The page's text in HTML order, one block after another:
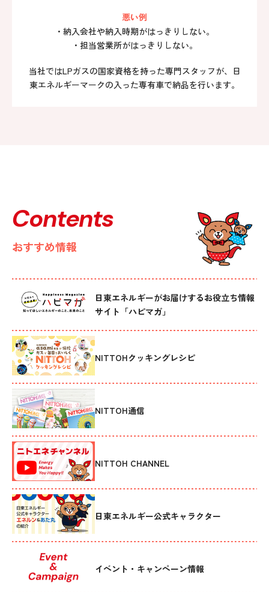
悪い例
・納入会社や納入時期がはっきりしない。
・担当営業所がはっきりしない。
当社ではLPガスの国家資格を持った専門スタッフが、日
東エネルギーマークの入った専有車で納品を行います。
Contents
おすすめ情報
日東エネルギーがお届けするお役立ち情報
サイト「ハピマガ」
NITTOHクッキングレシピ
NITTOH通信
NITTOH CHANNEL
日東エネルギー公式キャラクター
イベント・キャンペーン情報